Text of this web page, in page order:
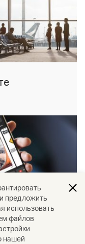
предложить
использовать
файлов
нашей